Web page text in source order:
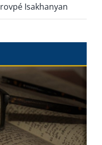
Isakhanyan